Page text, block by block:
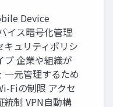
Device
イス暗号化管理
キュリティポリシ
プ 企業や組織が
一元管理するため
Fiの制限 アクセ
統制 VPN自動構